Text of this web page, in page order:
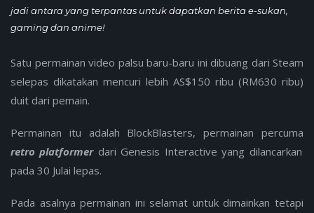
jadi antara yang terpantas untuk dapatkan berita e-sukan,
gaming dan anime!
Satu permainan video palsu baru-baru ini dibuang dari Steam
selepas dikatakan mencuri lebih AS$150 ribu (RM630 ribu)
duit dari pemain.
Permainan itu adalah BlockBlasters, permainan percuma
retro platformerdari Genesis Interactive yang dilancarkan
pada 30 Julai lepas.
Pada asalnya permainan ini selamat untuk dimainkan tetapi